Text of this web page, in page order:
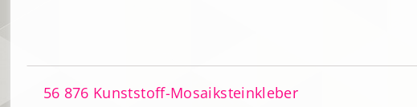
56 876 Kunststoff-Mosaiksteinkleber